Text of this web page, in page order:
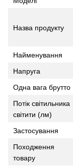
Назва продукту
Найменування
Напруга
Одна вага брутто
Потік світильника
світити (лм)
Застосування
Походження
товару